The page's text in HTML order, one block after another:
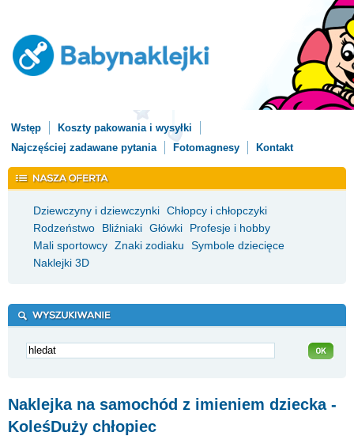
Wstęp
Koszty pakowania i wysyłki
Najczęściej zadawane pytania
Fotomagnesy Kontakt
Dziewczyny i dziewczynki Chłopcy i chłopczyki
Rodzeństwo
Bliźniaki Główki
Profesje i hobby
Mali sportowcy Znaki zodiaku
Symbole dziecięce
Naklejki 3D
Naklejka na samochód z imieniem dziecka -
KoleśDuży chłopiec